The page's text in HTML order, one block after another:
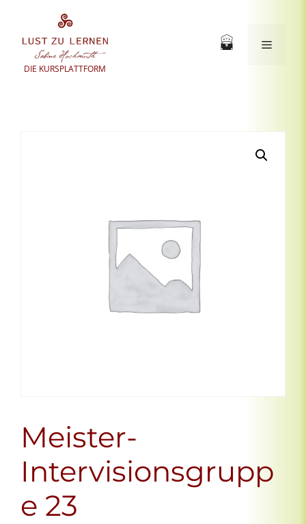
springen
DIE KURSPLATTFORM
Menü
Meister-
Intervisionsgrupp
e 23